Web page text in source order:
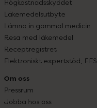
Högkostnadsskyddet
Läkemedelsutbyte
Lämna in gammal medicin
Resa med läkemedel
Receptregistret
Elektroniskt expertstöd, EES
Om oss
Pressrum
Jobba hos oss